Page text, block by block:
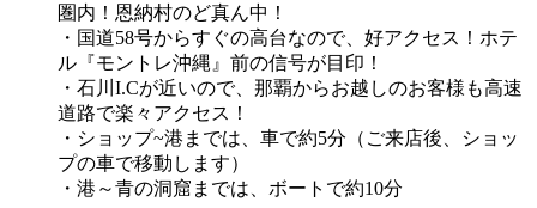
圏内！恩納村のど真ん中！
・国道58号からすぐの高台なので、好アクセス！ホテ
ル『モントレ沖縄』前の信号が目印！
・石川I.Cが近いので、那覇からお越しのお客様も高速
道路で楽々アクセス！
・ショップ~港までは、車で約5分（ご来店後、ショッ
プの車で移動します）
・港～青の洞窟までは、ボートで約10分